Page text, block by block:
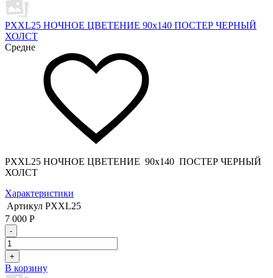
PXXL25 НОЧНОЕ ЦВЕТЕНИЕ 90x140 ПОСТЕР ЧЕРНЫЙ
ХОЛСТ
Средне
PXXL25 НОЧНОЕ ЦВЕТЕНИЕ 90x140 ПОСТЕР ЧЕРНЫЙ
ХОЛСТ
Характеристики
Артикул PXXL25
7 000 Р
-
+
В корзину